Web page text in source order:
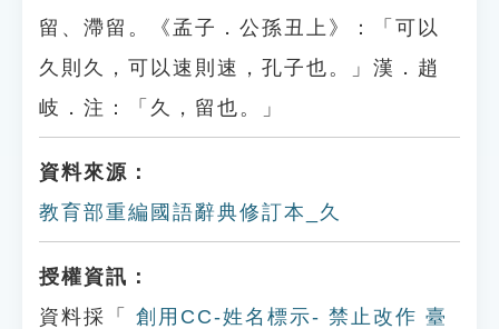
留、滯留。《孟子．公孫丑上》：「可以
久則久，可以速則速，孔子也。」漢．趙
岐．注：「久，留也。」
資料來源：
教育部重編國語辭典修訂本_久
授權資訊：
資料採「
創用CC-姓名標示- 禁止改作 臺